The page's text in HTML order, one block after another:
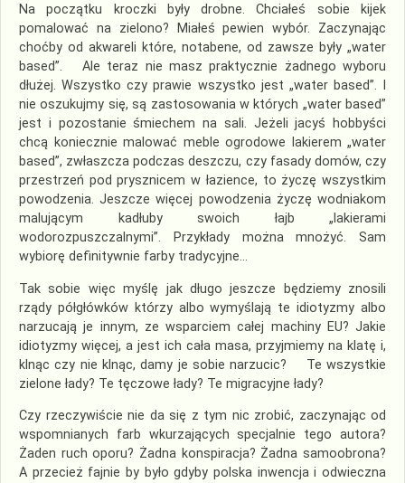
Na początku kroczki były drobne. Chciałeś sobie kijek
pomalować na zielono? Miałeś pewien wybór. Zaczynając
choćby od akwareli które, notabene, od zawsze były „water
based”. Ale teraz nie masz praktycznie żadnego wyboru
dłużej. Wszystko czy prawie wszystko jest „water based”. I
nie oszukujmy się, są zastosowania w których „water based”
jest i pozostanie śmiechem na sali. Jeżeli jacyś hobbyści
chcą koniecznie malować meble ogrodowe lakierem „water
based”, zwłaszcza podczas deszczu, czy fasady domów, czy
przestrzeń pod prysznicem w łazience, to życzę wszystkim
powodzenia. Jeszcze więcej powodzenia życzę wodniakom
malującym kadłuby swoich łajb „lakierami
wodorozpuszczalnymi”. Przykłady można mnożyć. Sam
wybiorę definitywnie farby tradycyjne…
Tak sobie więc myślę jak długo jeszcze będziemy znosili
rządy półgłówków którzy albo wymyślają te idiotyzmy albo
narzucają je innym, ze wsparciem całej machiny EU? Jakie
idiotyzmy więcej, a jest ich cała masa, przyjmiemy na klatę i,
klnąc czy nie klnąc, damy je sobie narzucic? Te wszystkie
zielone łady? Te tęczowe łady? Te migracyjne łady?
Czy rzeczywiście nie da się z tym nic zrobić, zaczynając od
wspomnianych farb wkurzających specjalnie tego autora?
Żaden ruch oporu? Żadna konspiracja? Żadna samoobrona?
A przecież fajnie by było gdyby polska inwencja i odwieczna